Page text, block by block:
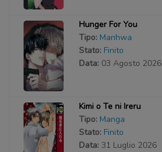
Hunger For You
Tipo: Manhwa
Stato: Finito
Data: 03 Agosto 2026
Kimi o Te ni Ireru
Tipo: Manga
Stato: Finito
Data: 31 Luglio 2026